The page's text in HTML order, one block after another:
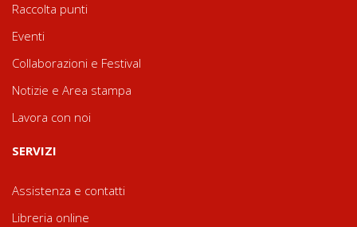
Raccolta punti
Eventi
Collaborazioni e Festival
Notizie e Area stampa
Lavora con noi
SERVIZI
Assistenza e contatti
Libreria online